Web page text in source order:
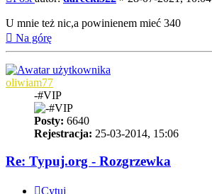
U mnie też nic,a powinienem mieć 340
Na górę
oliwiam77
-#VIP
Posty: 6640
Rejestracja: 25-03-2014, 15:06
Re: Typuj.org - Rozgrzewka
Cytuj